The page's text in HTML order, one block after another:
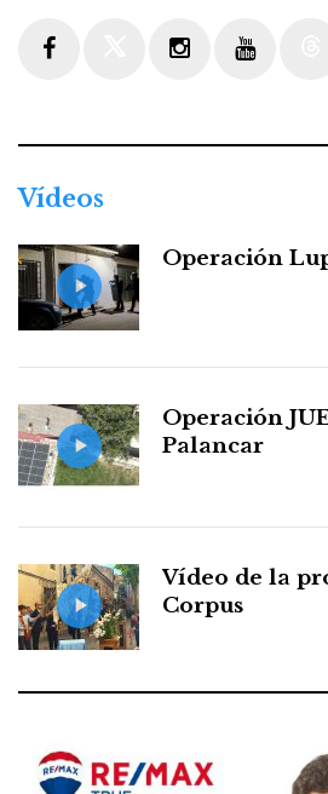
Vídeos
Operación
Operación
Palancar
Vídeo de la
Corpus